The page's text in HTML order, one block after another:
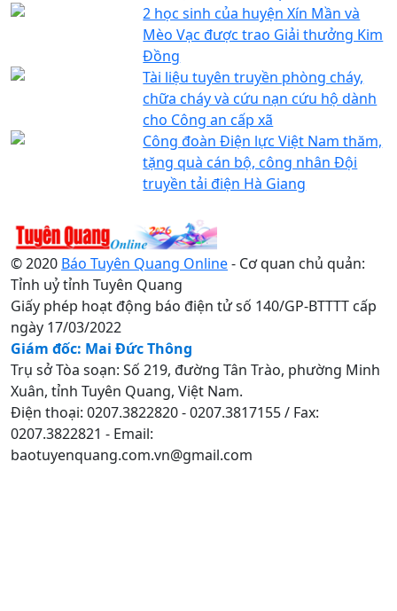
2 học sinh của huyện Xín Mần và
Mèo Vạc được trao Giải thưởng Kim
Đồng
Tài liệu tuyên truyền phòng cháy,
chữa cháy và cứu nạn cứu hộ dành
cho Công an cấp xã
Công đoàn Điện lực Việt Nam thăm,
tặng quà cán bộ, công nhân Đội
truyền tải điện Hà Giang
© 2020 Báo Tuyên Quang Online- Cơ quan chủ quản:
Tỉnh uỷ tỉnh Tuyên Quang
Giấy phép hoạt động báo điện tử số 140/GP-BTTTT cấp
ngày 17/03/2022
Giám đốc: Mai Đức Thông
Trụ sở Tòa soạn: Số 219, đường Tân Trào, phường Minh
Xuân, tỉnh Tuyên Quang, Việt Nam.
Điện thoại: 0207.3822820 - 0207.3817155 / Fax:
0207.3822821 - Email:
baotuyenquang.com.vn@gmail.com